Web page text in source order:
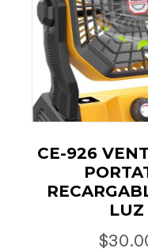
CE-926
LUZ
$